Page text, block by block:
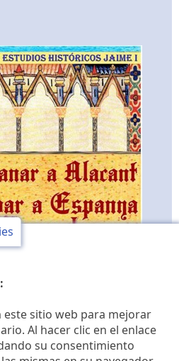
y de
este sitio web para mejorar
Al hacer clic en el enlace
su consentimiento